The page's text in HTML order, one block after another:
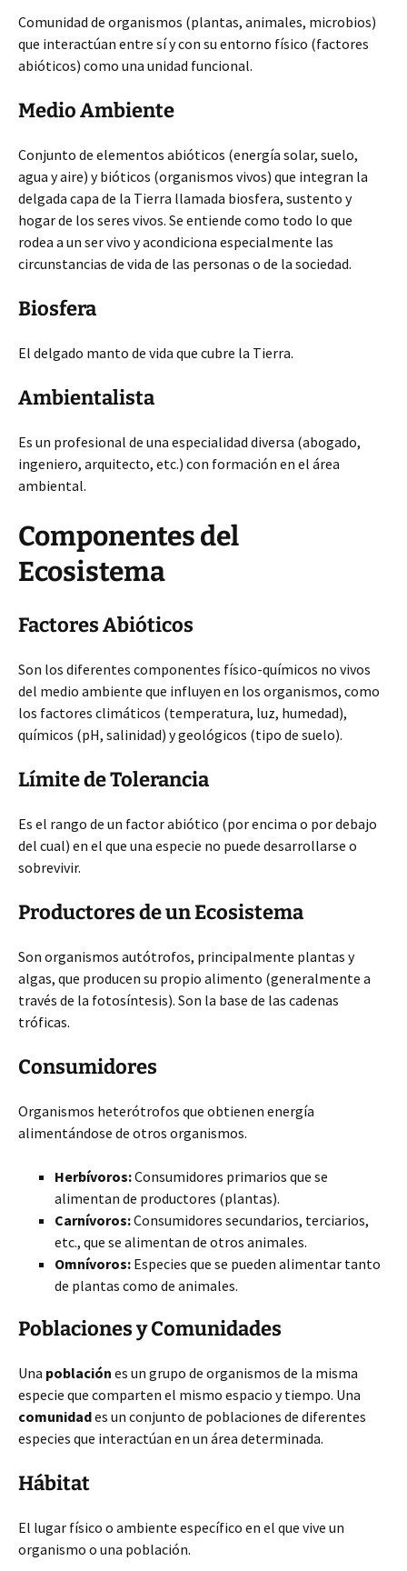
Comunidad de organismos (plantas, animales, microbios)
que interactúan entre sí y con su entorno físico (factores
abióticos) como una unidad funcional.
Medio Ambiente
Conjunto de elementos abióticos (energía solar, suelo,
agua y aire) y bióticos (organismos vivos) que integran la
delgada capa de la Tierra llamada biosfera, sustento y
hogar de los seres vivos. Se entiende como todo lo que
rodea a un ser vivo y acondiciona especialmente las
circunstancias de vida de las personas o de la sociedad.
Biosfera
El delgado manto de vida que cubre la Tierra.
Ambientalista
Es un profesional de una especialidad diversa (abogado,
ingeniero, arquitecto, etc.) con formación en el área
ambiental.
Componentes del
Ecosistema
Factores Abióticos
Son los diferentes componentes físico-químicos no vivos
del medio ambiente que influyen en los organismos, como
los factores climáticos (temperatura, luz, humedad),
químicos (pH, salinidad) y geológicos (tipo de suelo).
Límite de Tolerancia
Es el rango de un factor abiótico (por encima o por debajo
del cual) en el que una especie no puede desarrollarse o
sobrevivir.
Productores de un Ecosistema
Son organismos autótrofos, principalmente plantas y
algas, que producen su propio alimento (generalmente a
través de la fotosíntesis). Son la base de las cadenas
tróficas.
Consumidores
Organismos heterótrofos que obtienen energía
alimentándose de otros organismos.
Herbívoros:Consumidores primarios que se
alimentan de productores (plantas).
Carnívoros:Consumidores secundarios, terciarios,
etc., que se alimentan de otros animales.
Omnívoros: Especies que se pueden alimentar tanto
de plantas como de animales.
Poblaciones y Comunidades
Una población es un grupo de organismos de la misma
especie que comparten el mismo espacio y tiempo. Una
comunidades un conjunto de poblaciones de diferentes
especies que interactúan en un área determinada.
Hábitat
El lugar físico o ambiente específico en el que vive un
organismo o una población.